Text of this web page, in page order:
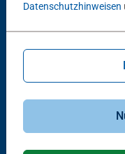
Tiere im Winter
Datenschutzhinweisen